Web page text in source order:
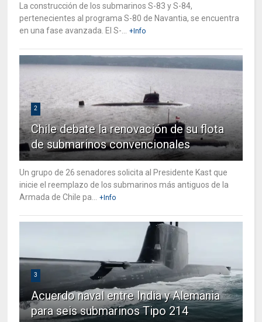
La construcción de los submarinos S-83 y S-84,
pertenecientes al programa S-80 de Navantia, se encuentra
en una fase avanzada. El S-...
+Info
2
Chile debate la renovación de su flota
de submarinos convencionales
Un grupo de 26 senadores solicita al Presidente Kast que
inicie el reemplazo de los submarinos más antiguos de la
Armada de Chile pa...
+Info
3
Acuerdo naval entre India y Alemania
para seis submarinos Tipo 214